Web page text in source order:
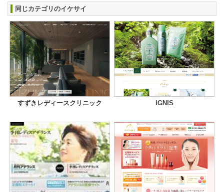
同じカテゴリのイケサイ
すずきレディースクリニック IGNIS